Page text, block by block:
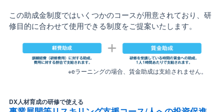
この助成金制度ではいくつかのコースが用意されており、研
修目的に合わせて使用できる制度をご提案いたします。
※eラーニングの場合、賃金助成は支給されません。
DX人材育成の研修で使える